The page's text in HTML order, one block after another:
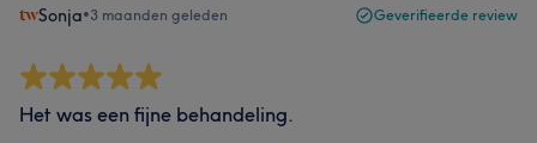
Sonja•3 maanden geleden Geverifieerde review
Het was een fijne behandeling.